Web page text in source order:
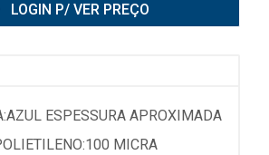
LOGIN P/ VER PREÇO
ESPESSURA APROXIMADA
MICRA